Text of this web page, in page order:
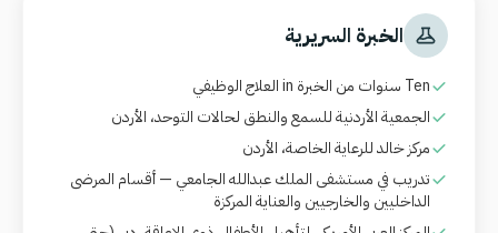
الخبرة السريرية
Ten سنوات من الخبرة in العلاج الوظيفي
الجمعية الأردنية للسمع والنطق لحالات التوحد، الأردن
مركز خالد للرعاية الخاصة، الأردن
تدريب في مستشفى الملك عبدالله الجامعي — أقسام المرضى
الداخليين والخارجيين والعناية المركزة